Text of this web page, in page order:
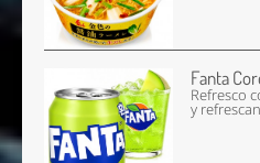
Fanta
Refresco
y